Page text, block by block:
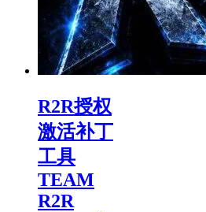
R2R授权
激活补丁
工具
TEAM
R2R